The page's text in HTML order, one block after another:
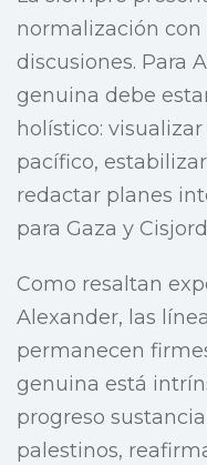
normalización con
discusiones. Para
genuina debe
holístico:
pacífico,
redactar planes
para Gaza y
Como resaltan
Alexander, las
permanecen
genuina está
progreso
palestinos,